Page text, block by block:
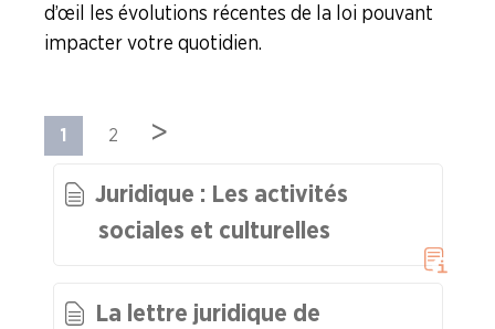
Le syndicat pour les cadres
Les accords nationaux interprofessionels
Conventions Collectives Nationales
Comment fonctionne la justice
d’œil les évolutions récentes de la loi pouvant
impacter votre quotidien.
1 2 >
Juridique : Les activités
sociales et culturelles
La lettre juridique de